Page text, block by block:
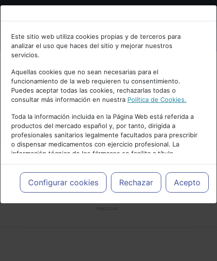
Bienvenid@ a psiquiatria.com
Escribe tu Email
Accede o regístrate con tu email.
Cancelar
Este sitio web utiliza cookies propias y de terceros para
analizar el uso que haces del sitio y mejorar nuestros
servicios.
Aquellas cookies que no sean necesarias para el
funcionamiento de la web requieren tu consentimiento.
Puedes aceptar todas las cookies, rechazarlas todas o
consultar más información en nuestra Política de Cookies.
Toda la información incluida en la Página Web está referida a
productos del mercado español y, por tanto, dirigida a
profesionales sanitarios legalmente facultados para prescribir
o dispensar medicamentos con ejercicio profesional. La
información técnica de los fármacos se facilita a título
meramente informativo, siendo responsabilidad de los
profesionales facultados prescribir medicamentos y decidir, en
cada caso concreto, el tratamiento más adecuado a las
necesidades del paciente.
Configurar cookies Rechazar Acepto